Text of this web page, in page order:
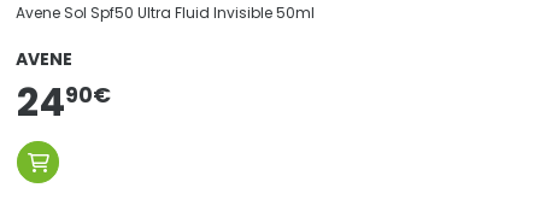
Avene Sol Spf50 Ultra Fluid Invisible 50ml
AVENE
2490€